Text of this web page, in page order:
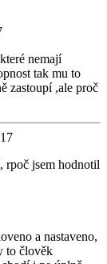
nemají
tak mu to
zastoupí ,ale proč
rpoč jsem hodnotil
a nastaveno,
to člověk